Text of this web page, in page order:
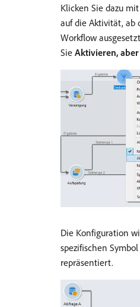
Klicken Sie dazu
auf die Aktivität, ab
Workflow
Sie Aktivieren,
Die Konfiguration
spezifischen
repräsentiert.